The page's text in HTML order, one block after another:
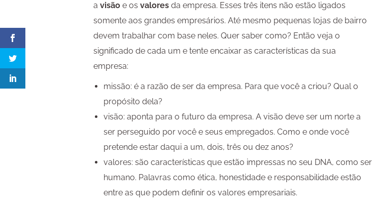
a visão e osvalores da empresa. Esses três itens não estão ligados
somente aos grandes empresários. Até mesmo pequenas lojas de bairro
devem trabalhar com base neles. Quer saber como? Então veja o
significado de cada um e tente encaixar as características da sua
empresa:
missão: é a razão de ser da empresa. Para que você a criou? Qual o
propósito dela?
visão: aponta para o futuro da empresa. A visão deve ser um norte a
ser perseguido por você e seus empregados. Como e onde você
pretende estar daqui a um, dois, três ou dez anos?
valores: são características que estão impressas no seu DNA, como ser
humano. Palavras como ética, honestidade e responsabilidade estão
entre as que podem definir os valores empresariais.